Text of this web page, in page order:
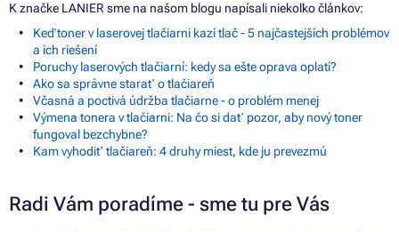
K značke LANIER sme na našom blogu napísali niekoľko článkov:
Keď toner v laserovej tlačiarni kazí tlač - 5 najčastejších problémov
a ich riešení
Poruchy laserových tlačiarní: kedy sa ešte oprava oplatí?
Ako sa správne starať o tlačiareň
Včasná a poctivá údržba tlačiarne - o problém menej
Výmena tonera v tlačiarni: Na čo si dať pozor, aby nový toner
fungoval bezchybne?
Kam vyhodiť tlačiareň: 4 druhy miest, kde ju prevezmú
Radi Vám poradíme - sme tu pre Vás